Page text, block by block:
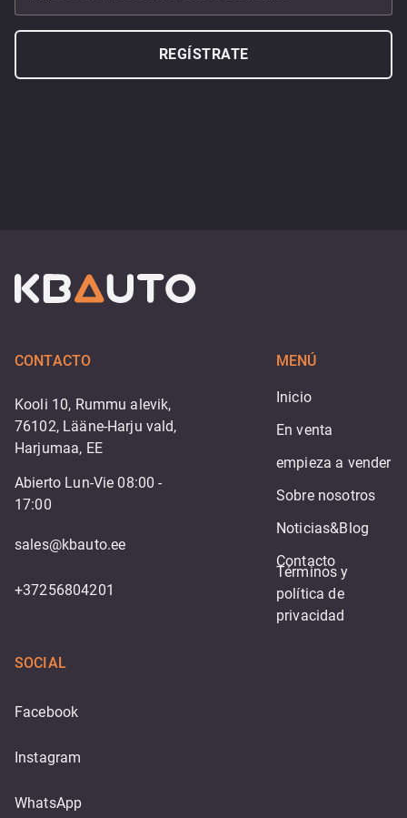
REGÍSTRATE
CONTACTO
Kooli 10, Rummu alevik,
76102, Lääne-Harju vald,
Harjumaa, EE
Abierto Lun-Vie 08:00 -
17:00
sales@kbauto.ee
+37256804201
MENÚ
Inicio
En venta
empieza a vender
Sobre nosotros
Noticias&Blog
Contacto
Términos y
política de
privacidad
SOCIAL
Facebook
Instagram
WhatsApp